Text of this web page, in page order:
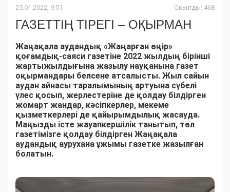
25.01.2022, 9:51 Оқылды: 468
ГАЗЕТТІҢ ТІРЕГІ – ОҚЫРМАН
Жаңақала аудандық «Жаңарған өңір»
қоғамдық-саяси газетіне 2022 жылдың бірінші
жартыжылдығына жазылу науқанына газет
оқырмандары белсене атсалысты. Жыл сайын
аудан айнасы таралымының артуына сүбелі
үлес қосып, жерлестеріне де қолдау білдірген
жомарт жандар, кәсіпкерлер, мекеме
қызметкерлері де қайырымдылық жасауда.
Маңызды істе жауапкершілік танытып, төл
газетімізге қолдау білдірген Жаңақала
аудандық аурухана ұжымы газетке жазылған
болатын.